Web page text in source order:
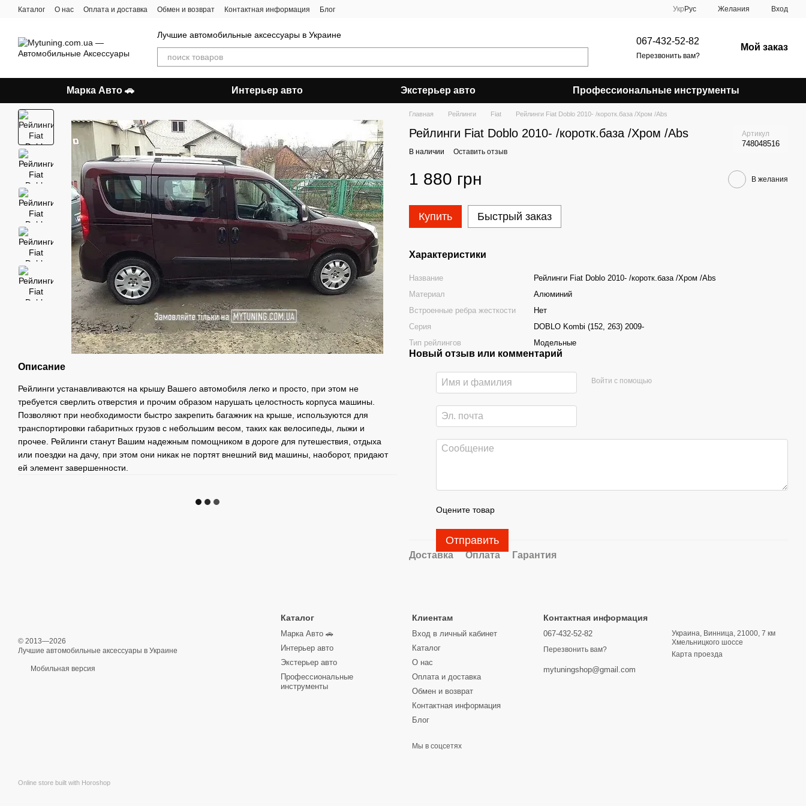
Перейти к основному контенту
Каталог О нас Оплата и доставка Обмен и возврат Контактная информация Блог Укр Рус Желания Вход
Лучшие автомобильные аксессуары в Украине
067-432-52-82
Перезвонить вам?
Мой заказ
Марка Авто 🚗 Интерьер авто Экстерьер авто Профессиональные инструменты
Описание
Рейлинги устанавливаются на крышу Вашего автомобиля легко и просто, при этом не
требуется сверлить отверстия и прочим образом нарушать целостность корпуса машины.
Позволяют при необходимости быстро закрепить багажник на крыше, используются для
транспортировки габаритных грузов с небольшим весом, таких как велосипеды, лыжи и
прочее. Рейлинги станут Вашим надежным помощником в дороге для путешествия, отдыха
или поездки на дачу, при этом они никак не портят внешний вид машины, наоборот, придают
ей элемент завершенности.
Главная Рейлинги Fiat Рейлинги Fiat Doblo 2010- /коротк.база /Хром /Abs
Рейлинги Fiat Doblo 2010- /коротк.база /Хром /Abs Артикул
748048516
В наличии Оставить отзыв
1 880 грн В желания
Купить Быстрый заказ
Характеристики
Название
Рейлинги Fiat Doblo 2010- /коротк.база /Хром /Abs
Материал
Алюминий
Встроенные ребра жесткости
Нет
Серия
DOBLO Kombi (152, 263) 2009-
Тип рейлингов
Модельные
Новый отзыв или комментарий
Войти с помощью
Оцените товар
Отправить
Доставка Оплата Гарантия
© 2013—2026
Лучшие автомобильные аксессуары в Украине
Мобильная версия
Online store built with Horoshop
Каталог
Марка Авто 🚗
Интерьер авто
Экстерьер авто
Профессиональные
инструменты
Клиентам
Вход в личный кабинет
Каталог
О нас
Оплата и доставка
Обмен и возврат
Контактная информация
Блог
Мы в соцсетях
Контактная информация
067-432-52-82
Перезвонить вам?
mytuningshop@gmail.com
Украина, Винница, 21000, 7 км
Хмельницкого шоссе
Карта проезда